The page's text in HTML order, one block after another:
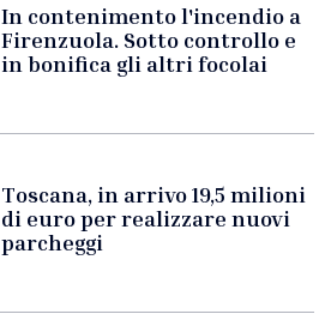
In contenimento l'incendio a
Firenzuola. Sotto controllo e
in bonifica gli altri focolai
Toscana, in arrivo 19,5 milioni
di euro per realizzare nuovi
parcheggi